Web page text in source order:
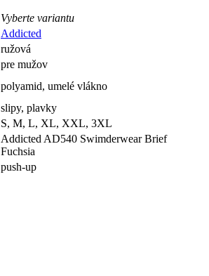
Vyberte variantu
Addicted
ružová
pre mužov
polyamid, umelé vlákno
slipy, plavky
S, M, L, XL, XXL, 3XL
Addicted AD540 Swimderwear Brief
Fuchsia
push-up